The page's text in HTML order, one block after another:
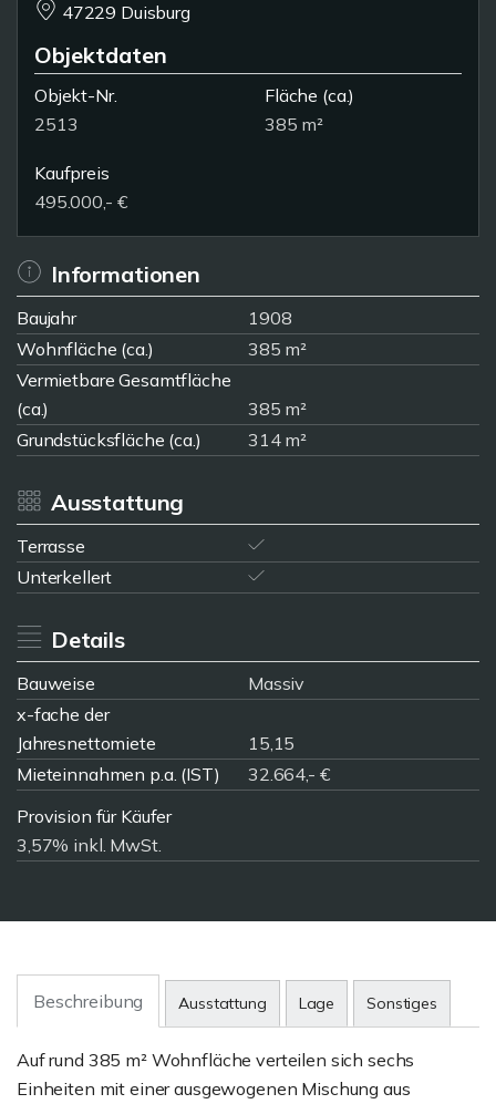
47229 Duisburg
Objektdaten
Objekt-Nr.
2513
Fläche (ca.)
385 m²
Kaufpreis
495.000,- €
Informationen
Baujahr
1908
Wohnfläche (ca.)
385 m²
Vermietbare Gesamtfläche
(ca.)
385 m²
Grundstücksfläche (ca.)
314 m²
Ausstattung
Terrasse
Unterkellert
Details
Bauweise
Massiv
x-fache der
Jahresnettomiete
15,15
Mieteinnahmen p.a. (IST)
32.664,- €
Provision für Käufer
3,57% inkl. MwSt.
Beschreibung Ausstattung Lage Sonstiges
Auf rund 385 m² Wohnfläche verteilen sich sechs
Einheiten mit einer ausgewogenen Mischung aus